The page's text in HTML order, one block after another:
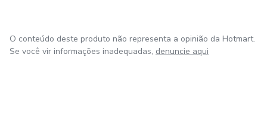
O conteúdo deste produto não representa a opinião da Hotmart.
Se você vir informações inadequadas, denuncie aqui